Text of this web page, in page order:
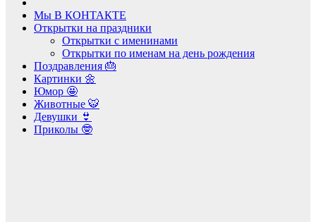
Мы В КОНТАКТЕ
Открытки на праздники
Открытки с именинами
Открытки по именам на день рождения
Поздравления 🎂
Картинки 🌼
Юмор 🤩
Животные 🐯
Девушки 👙
Приколы 🤓